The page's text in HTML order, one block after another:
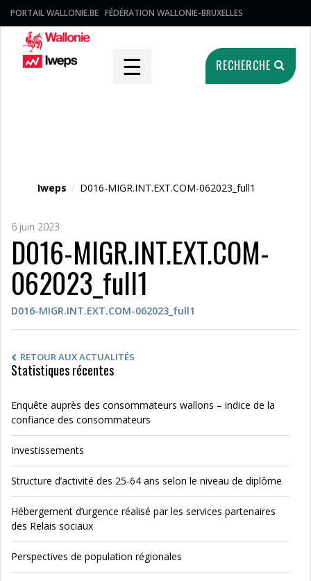
PORTAIL WALLONIE.BE FÉDÉRATION WALLONIE-BRUXELLES
☰ RECHERCHE
Iweps / D016-MIGR.INT.EXT.COM-062023_full1
6 juin 2023
D016-MIGR.INT.EXT.COM-
062023_full1
D016-MIGR.INT.EXT.COM-062023_full1
RETOUR AUX ACTUALITÉS
Statistiques récentes
Enquête auprès des consommateurs wallons – indice de la
confiance des consommateurs
Investissements
Structure d’activité des 25-64 ans selon le niveau de diplôme
Hébergement d’urgence réalisé par les services partenaires
des Relais sociaux
Perspectives de population régionales